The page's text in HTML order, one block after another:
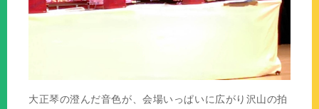
大正琴の澄んだ音色が、会場いっぱいに広がり沢山の拍